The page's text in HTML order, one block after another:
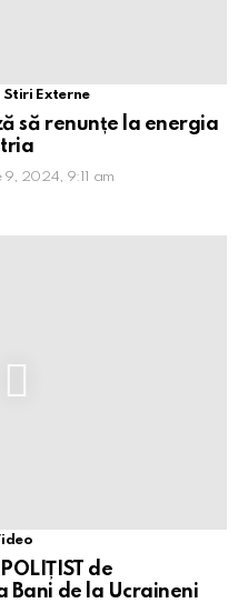
Stiri Externe
să renunțe la energia
9, 2024, 9:11 am
de
Bani de la Ucraineni